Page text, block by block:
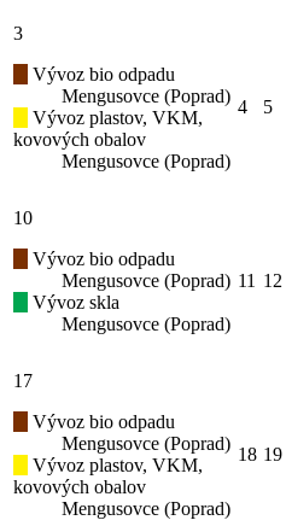
3
Vývoz bio odpadu
Mengusovce (Poprad)
Vývoz plastov, VKM,
kovových obalov
Mengusovce (Poprad)
4 5
10
Vývoz bio odpadu
Mengusovce (Poprad)
Vývoz skla
Mengusovce (Poprad)
11 12
17
Vývoz bio odpadu
Mengusovce (Poprad)
Vývoz plastov, VKM,
kovových obalov
Mengusovce (Poprad)
18 19